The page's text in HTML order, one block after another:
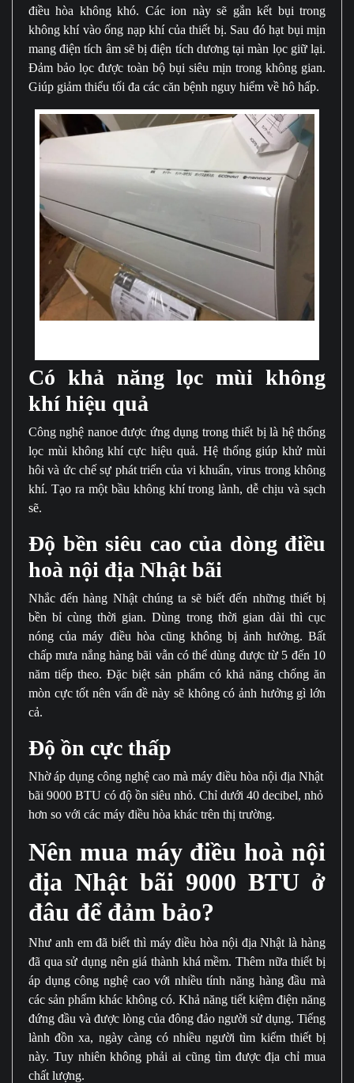
điều hòa không khó. Các ion này sẽ gắn kết bụi trong
không khí vào ống nạp khí của thiết bị. Sau đó hạt bụi mịn
mang điện tích âm sẽ bị điện tích dương tại màn lọc giữ lại.
Đảm bảo lọc được toàn bộ bụi siêu mịn trong không gian.
Giúp giảm thiểu tối đa các căn bệnh nguy hiểm về hô hấp.
Có khả năng lọc mùi không
khí hiệu quả
Công nghệ nanoe được ứng dụng trong thiết bị là hệ thống
lọc mùi không khí cực hiệu quả. Hệ thống giúp khử mùi
hôi và ức chế sự phát triển của vi khuẩn, virus trong không
khí. Tạo ra một bầu không khí trong lành, dễ chịu và sạch
sẽ.
Độ bền siêu cao của dòng điều
hoà nội địa Nhật bãi
Nhắc đến hàng Nhật chúng ta sẽ biết đến những thiết bị
bền bỉ cùng thời gian. Dùng trong thời gian dài thì cục
nóng của máy điều hòa cũng không bị ảnh hưởng. Bất
chấp mưa nắng hàng bãi vẫn có thể dùng được từ 5 đến 10
năm tiếp theo. Đặc biệt sản phẩm có khả năng chống ăn
mòn cực tốt nên vấn đề này sẽ không có ảnh hưởng gì lớn
cả.
Độ ồn cực thấp
Nhờ áp dụng công nghệ cao mà máy điều hòa nội địa Nhật
bãi 9000 BTU có độ ồn siêu nhỏ. Chỉ dưới 40 decibel, nhỏ
hơn so với các máy điều hòa khác trên thị trường.
Nên mua máy điều hoà nội
địa Nhật bãi 9000 BTU ở
đâu để đảm bảo?
Như anh em đã biết thì máy điều hòa nội địa Nhật là hàng
đã qua sử dụng nên giá thành khá mềm. Thêm nữa thiết bị
áp dụng công nghệ cao với nhiều tính năng hàng đầu mà
các sản phẩm khác không có. Khả năng tiết kiệm điện năng
đứng đầu và được lòng của đông đảo người sử dụng. Tiếng
lành đồn xa, ngày càng có nhiều người tìm kiếm thiết bị
này. Tuy nhiên không phải ai cũng tìm được địa chỉ mua
chất lượng.